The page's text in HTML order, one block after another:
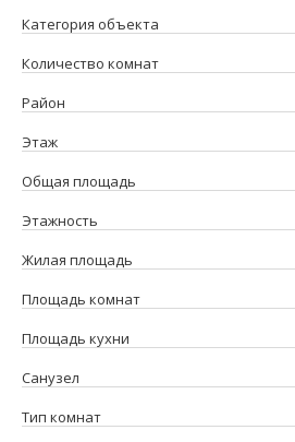
Категория объекта
Количество комнат
Район
Этаж
Общая площадь
Этажность
Жилая площадь
Площадь комнат
Площадь кухни
Санузел
Тип комнат